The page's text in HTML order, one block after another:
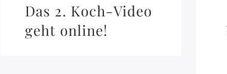
Das 2. Koch-Video
geht online!